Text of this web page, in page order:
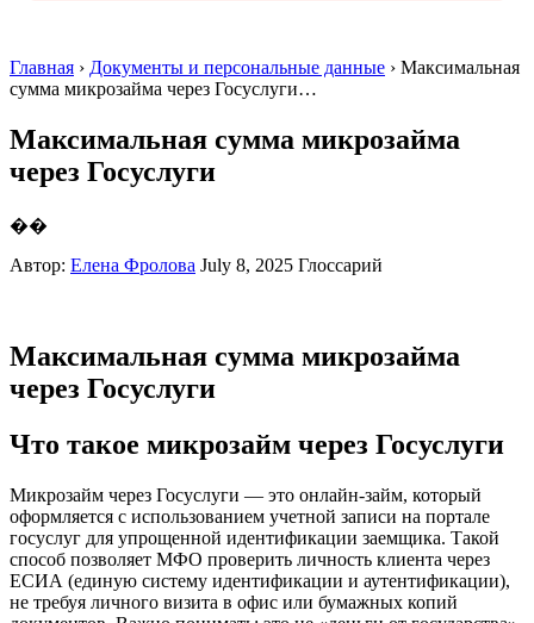
Главная › Документы и персональные данные › Максимальная
сумма микрозайма через Госуслуги…
Максимальная сумма микрозайма
через Госуслуги
��
Автор: Елена Фролова July 8, 2025 Глоссарий
Максимальная сумма микрозайма
через Госуслуги
Что такое микрозайм через Госуслуги
Микрозайм через Госуслуги — это онлайн-займ, который
оформляется с использованием учетной записи на портале
госуслуг для упрощенной идентификации заемщика. Такой
способ позволяет МФО проверить личность клиента через
ЕСИА (единую систему идентификации и аутентификации),
не требуя личного визита в офис или бумажных копий